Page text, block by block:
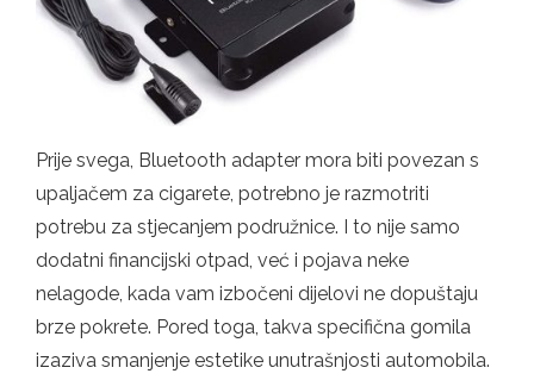
Prije svega, Bluetooth adapter mora biti povezan s
upaljačem za cigarete, potrebno je razmotriti
potrebu za stjecanjem podružnice. I to nije samo
dodatni financijski otpad, već i pojava neke
nelagode, kada vam izbočeni dijelovi ne dopuštaju
brze pokrete. Pored toga, takva specifična gomila
izaziva smanjenje estetike unutrašnjosti automobila.